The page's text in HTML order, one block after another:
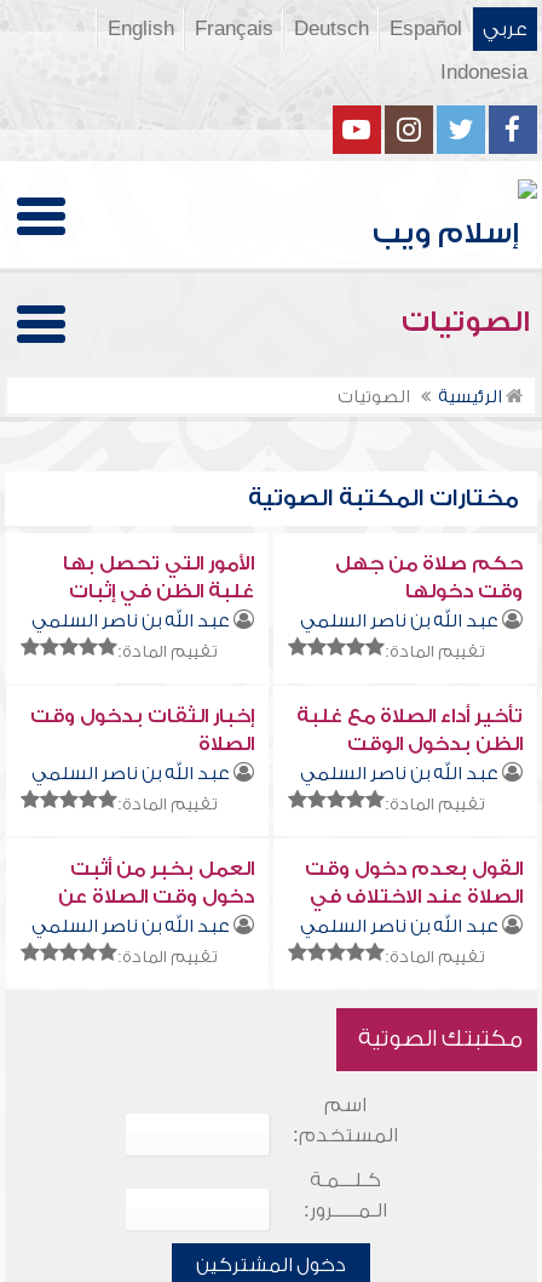
عربي Español
Deutsch
Français
English
Indonesia
الصوتيات
الرئيسية الصوتيات
مختارات المكتبة الصوتية
حكم صلاة من جهل
وقت دخولها
عبد الله بن ناصر السلمي
تقييم المادة:
الأمور التي تحصل بها
غلبة الظن في إثبات
وقت الصلاة
عبد الله بن ناصر السلمي
تقييم المادة:
تأخير أداء الصلاة مع غلبة
الظن بدخول الوقت
عبد الله بن ناصر السلمي
تقييم المادة:
إخبار الثقات بدخول وقت
الصلاة
عبد الله بن ناصر السلمي
تقييم المادة:
القول بعدم دخول وقت
الصلاة عند الاختلاف في
الدخول وعدمه
عبد الله بن ناصر السلمي
تقييم المادة:
العمل بخبر من أثبت
دخول وقت الصلاة عن
طريق الظن
عبد الله بن ناصر السلمي
تقييم المادة:
مكتبتك الصوتية
اسم
المستخدم:
كـلـــمـة
الـمـــــرور:
دخول المشتركين